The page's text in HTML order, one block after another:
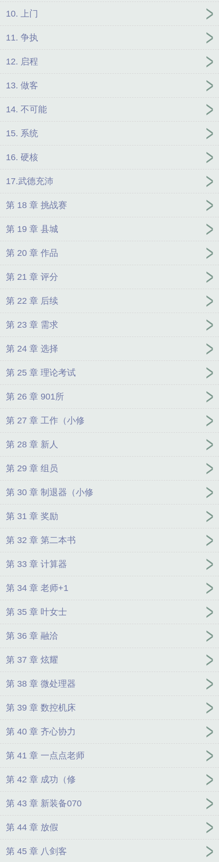
10. 上门
11. 争执
12. 启程
13. 做客
14. 不可能
15. 系统
16. 硬核
17.武德充沛
第 18 章 挑战赛
第 19 章 县城
第 20 章 作品
第 21 章 评分
第 22 章 后续
第 23 章 需求
第 24 章 选择
第 25 章 理论考试
第 26 章 901所
第 27 章 工作（小修
第 28 章 新人
第 29 章 组员
第 30 章 制退器（小修
第 31 章 奖励
第 32 章 第二本书
第 33 章 计算器
第 34 章 老师+1
第 35 章 叶女士
第 36 章 融洽
第 37 章 炫耀
第 38 章 微处理器
第 39 章 数控机床
第 40 章 齐心协力
第 41 章 一点点老师
第 42 章 成功（修
第 43 章 新装备070
第 44 章 放假
第 45 章 八剑客